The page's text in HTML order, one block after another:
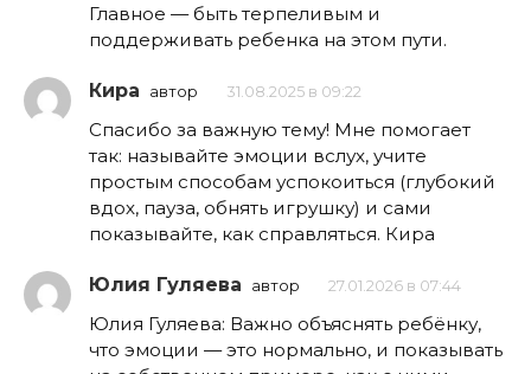
Главное — быть терпеливым и
поддерживать ребенка на этом пути.
Кира автор 31.08.2025 в 09:22
Спасибо за важную тему! Мне помогает
так: называйте эмоции вслух, учите
простым способам успокоиться (глубокий
вдох, пауза, обнять игрушку) и сами
показывайте, как справляться. Кира
Юлия Гуляева автор 27.01.2026 в 07:44
Юлия Гуляева: Важно объяснять ребёнку,
что эмоции — это нормально, и показывать